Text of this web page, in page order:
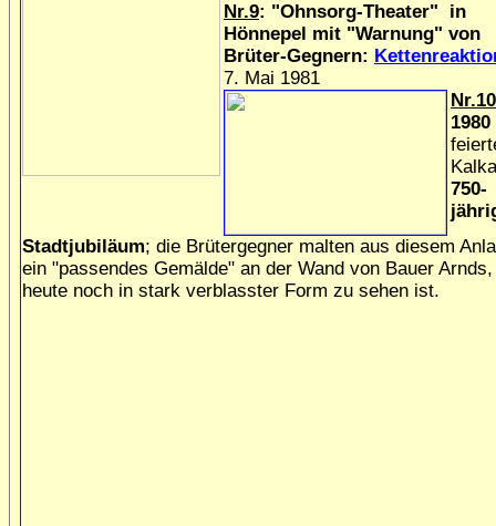
Nr.9: "Ohnsorg-Theater" in
Hönnepel mit "Warnung" von
Brüter-Gegnern:
7. Mai 1981
1980
750-
Stadtjubiläum; die Brütergegner malten aus diesem
ein "passendes Gemälde" an der Wand von Bauer
heute noch in stark verblasster Form zu sehen ist.